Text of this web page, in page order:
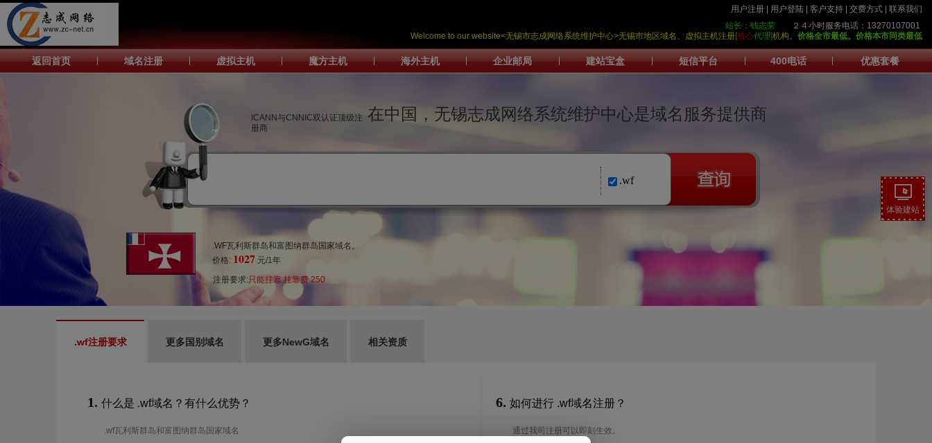
用户注册 用户登陆 客户支持 交费方式
联系我们
站长：钱志荣 ２４小时服务电话：13270107001
Welcome to our website<无锡市志成网络系统维护中心>无锡市地区域名、虚拟主机注册[核心代理]机构。 价格全市最低。 价格本市同类最低
返回首页 | 域名注册 | 虚拟主机 | 魔方主机 | 海外主机 | 企业邮局 | 建站宝盒 | 短信平台 | 400电话 | 优惠套餐
ICANN与CNNIC双认证顶级注
册商
在中国，无锡志成网络系统维护中心是域名服务提供商
.wf
.WF瓦利斯群岛和富图纳群岛国家域名。
价格: 1027 元/1年
注册要求:只能挂靠 挂靠费 250
.wf注册要求 更多国别域名 更多NewG域名 相关资质
1. 什么是 .wf域名？有什么优势？
.wf瓦利斯群岛和富图纳群岛国家域名
6. 如何进行 .wf域名注册？
通过我司注册可以即刻生效。
体验建站